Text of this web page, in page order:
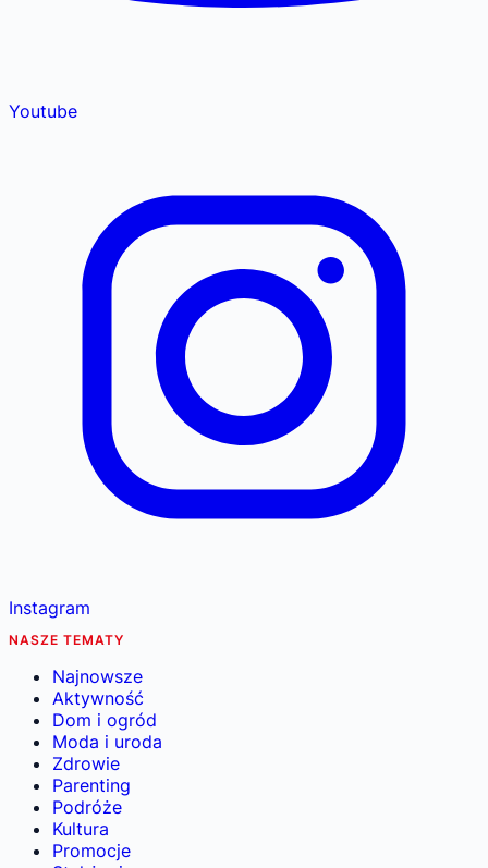
Youtube
Instagram
NASZE TEMATY
Najnowsze
Aktywność
Dom i ogród
Moda i uroda
Zdrowie
Parenting
Podróże
Kultura
Promocje